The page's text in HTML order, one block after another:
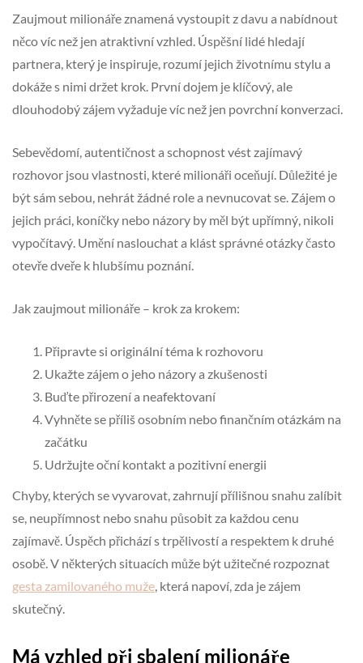
Zaujmout milionáře znamená vystoupit z davu a nabídnout
něco víc než jen atraktivní vzhled. Úspěšní lidé hledají
partnera, který je inspiruje, rozumí jejich životnímu stylu a
dokáže s nimi držet krok. První dojem je klíčový, ale
dlouhodobý zájem vyžaduje víc než jen povrchní konverzaci.
Sebevědomí, autentičnost a schopnost vést zajímavý
rozhovor jsou vlastnosti, které milionáři oceňují. Důležité je
být sám sebou, nehrát žádné role a nevnucovat se. Zájem o
jejich práci, koníčky nebo názory by měl být upřímný, nikoli
vypočítavý. Umění naslouchat a klást správné otázky často
otevře dveře k hlubšímu poznání.
Jak zaujmout milionáře – krok za krokem:
Připravte si originální téma k rozhovoru
Ukažte zájem o jeho názory a zkušenosti
Buďte přirození a neafektovaní
Vyhněte se příliš osobním nebo finančním otázkám na
začátku
Udržujte oční kontakt a pozitivní energii
Chyby, kterých se vyvarovat, zahrnují přílišnou snahu zalíbit
se, neupřímnost nebo snahu působit za každou cenu
zajímavě. Úspěch přichází s trpělivostí a respektem k druhé
osobě. V některých situacích může být užitečné rozpoznat
gesta zamilovaného muže, která napoví, zda je zájem
skutečný.
Má vzhled při sbalení milionáře